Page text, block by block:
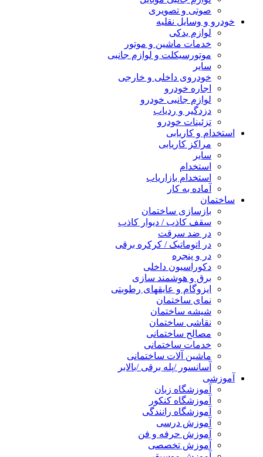
صوتی و تصویری
خودرو و وسایل نقلیه
لوازم یدکی
خدمات ماشین و موتور
موتورسیکلت و لوازم جانبی
سایر
خودروی داخلی و خارجی
اجاره خودرو
لوازم جانبی خودرو
دزدگیر و ردیاب
تزئینات خودرو
استخدام و کاریابی
مراکز کاریابی
سایر
استخدام
استخدام بازاریاب
آماده به کار
ساختمان
بازسازی ساختمان
سقف کاذب / دیوار کاذب
در ضد سرقت
در اتوماتیک / کرکره برقی
در و پنجره
دکوراسیون داخلی
برق و هوشمند سازی
ایزوگام و عایقهای رطوبتی
نمای ساختمان
شیشه ساختمان
نقاشی ساختمان
مصالح ساختمانی
خدمات ساختمانی
ماشین آلات ساختمانی
آسانسور /پله برقی /بالابر
آموزشی
آموزشگاه زبان
آموزشگاه کنکور
آموزشگاه رانندگی
آموزش درسی
آموزش حرفه و فن
آموزش تخصصی